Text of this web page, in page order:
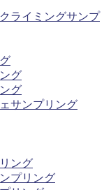
ライミングサンプ
グ
グ
サンプリング
ング
プリング